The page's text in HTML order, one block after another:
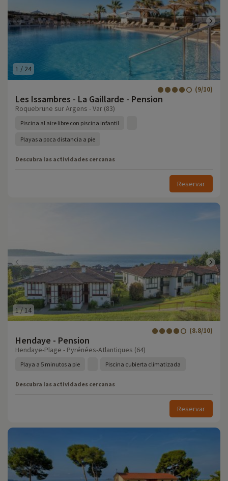
1 / 24
Les Issambres - La Gaillarde - Pension
(9/10)
Roquebrune sur Argens - Var (83)
Piscina al aire libre con piscina infantil
Playas a poca distancia a pie
Descubra las actividades cercanas
Reservar
1/ 14
Hendaye - Pension
(8.8/10)
Hendaye-Plage - Pyrénées-Atlantiques (64)
Playa a 5 minutos a pie Piscina cubierta climatizada
Descubra las actividades cercanas
Reservar